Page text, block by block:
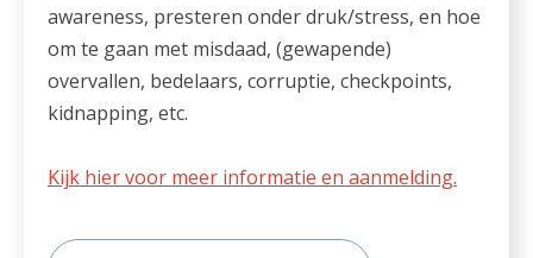
awareness, presteren onder druk/stress, en hoe
om te gaan met misdaad, (gewapende)
overvallen, bedelaars, corruptie, checkpoints,
kidnapping, etc.
Kijk hier voor meer informatie en aanmelding.